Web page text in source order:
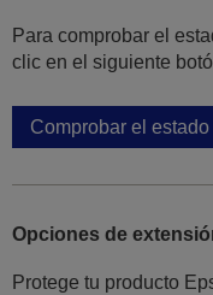
Para comprobar el
clic en el siguiente
Comprobar el
Opciones de
Protege tu producto